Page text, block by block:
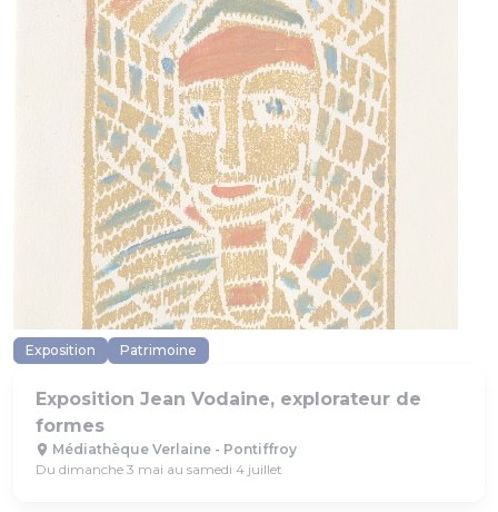
Exposition Patrimoine
Exposition Jean Vodaine, explorateur de
formes
Médiathèque Verlaine - Pontiffroy
Du dimanche 3 mai au samedi 4 juillet